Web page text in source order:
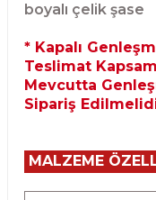
boyalı çelik şase
* Kapalı
Teslimat
Mevcutta
Sipariş
MALZEME